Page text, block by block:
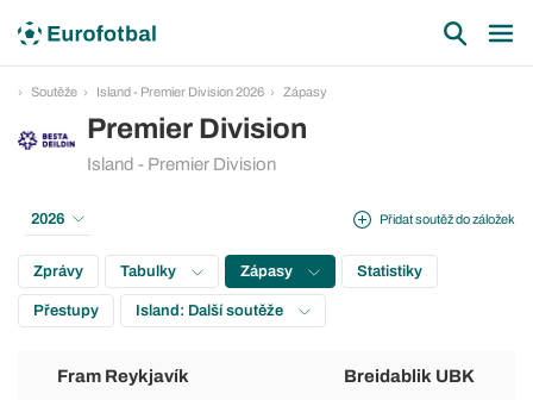
Soutěže Island - Premier Division 2026 Zápasy
Premier Division
Island - Premier Division
Přidat soutěž do záložek
2026
Zprávy Tabulky Zápasy Statistiky
Přestupy Island: Další soutěže
Fram Reykjavík Breidablik UBK